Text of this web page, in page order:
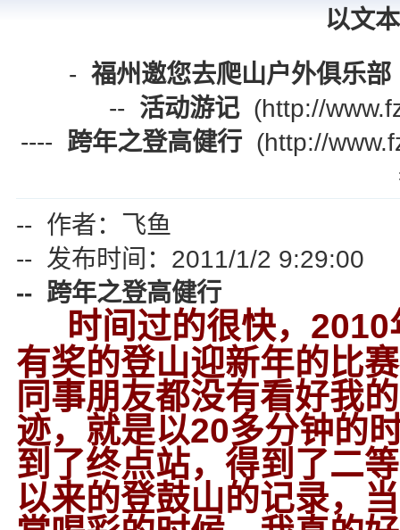
以文
- 福州邀您去爬山户外俱乐部
-- 活动游记(http://
---- 跨年之登高健行 (http://
-- 作者：飞鱼
-- 发布时间：2011/1/2 9:29:00
-- 跨年之登高健行
时间过的很快，
有奖的登山迎新年的比
同事朋友都没有看好我
迹，就是以20多分钟的
到了终点站，得到了二
以来的登鼓山的记录，